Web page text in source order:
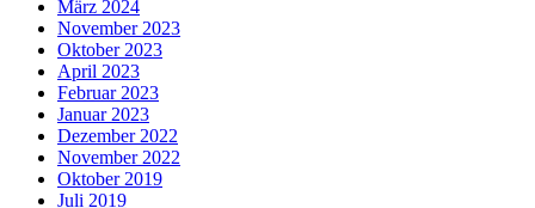
März 2024
November 2023
Oktober 2023
April 2023
Februar 2023
Januar 2023
Dezember 2022
November 2022
Oktober 2019
Juli 2019